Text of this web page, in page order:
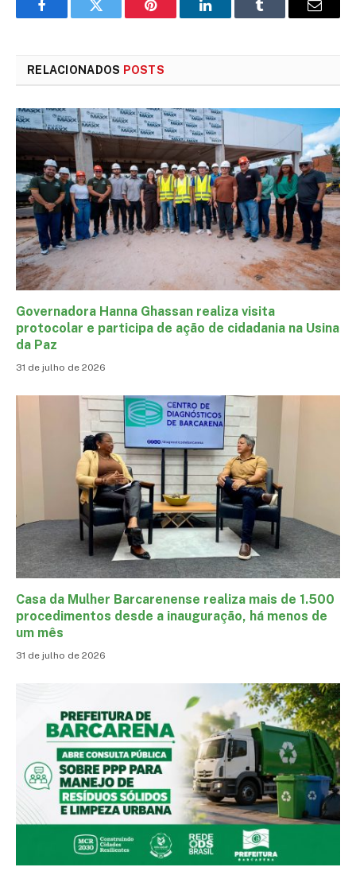
FacebookTwitter Pinterest LinkedInTumblr
E-
RELACIONADOS POSTS
Governadora Hanna Ghassan realiza visita
protocolar e participa de ação de cidadania na Usina
da Paz
31 de julho de 2026
Casa da Mulher Barcarenense realiza mais de 1.500
procedimentos desde a inauguração, há menos de
um mês
31 de julho de 2026